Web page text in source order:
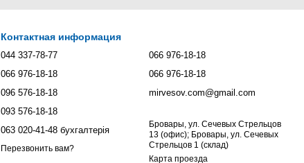
Контактная информация
044 337-78-77
066 976-18-18
096 576-18-18
093 576-18-18
063 020-41-48 бухгалтерія
Перезвонить вам?
066 976-18-18
066 976-18-18
mirvesov.com@gmail.com
Бровары, ул. Сечевых Стрельцов
13 (офис); Бровары, ул. Сечевых
Стрельцов 1 (склад)
Карта проезда